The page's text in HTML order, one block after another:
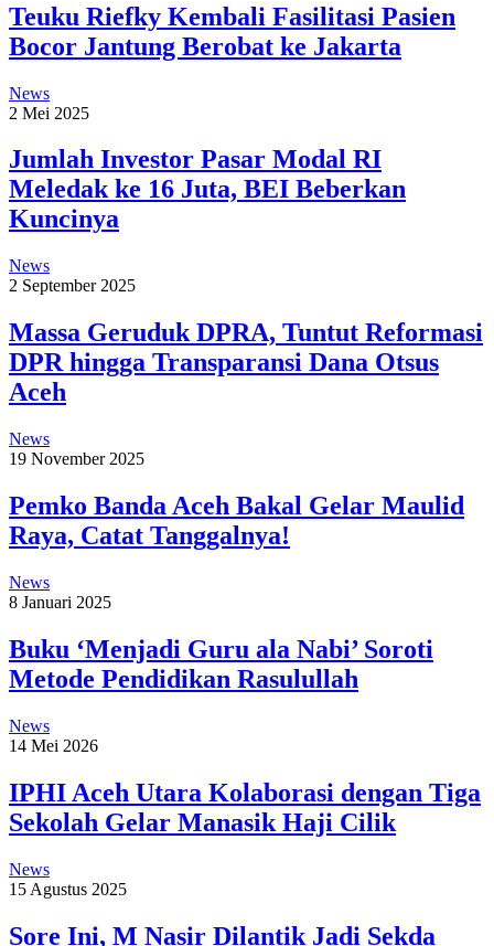
Teuku Riefky Kembali Fasilitasi Pasien
Bocor Jantung Berobat ke Jakarta
News
2 Mei 2025
Jumlah Investor Pasar Modal RI
Meledak ke 16 Juta, BEI Beberkan
Kuncinya
News
2 September 2025
Massa Geruduk DPRA, Tuntut Reformasi
DPR hingga Transparansi Dana Otsus
Aceh
News
19 November 2025
Pemko Banda Aceh Bakal Gelar Maulid
Raya, Catat Tanggalnya!
News
8 Januari 2025
Buku ‘Menjadi Guru ala Nabi’ Soroti
Metode Pendidikan Rasulullah
News
14 Mei 2026
IPHI Aceh Utara Kolaborasi dengan Tiga
Sekolah Gelar Manasik Haji Cilik
News
15 Agustus 2025
Sore Ini, M Nasir Dilantik Jadi Sekda